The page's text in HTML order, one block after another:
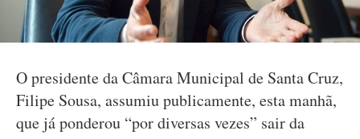
O presidente da Câmara Municipal de Santa Cruz,
Filipe Sousa, assumiu publicamente, esta manhã,
que já ponderou “por diversas vezes” sair da